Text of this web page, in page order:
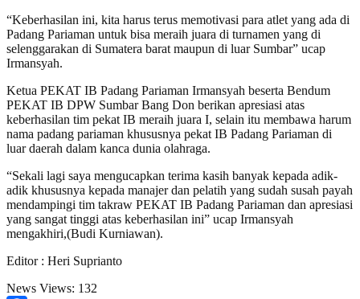
“Keberhasilan ini, kita harus terus memotivasi para atlet yang ada di
Padang Pariaman untuk bisa meraih juara di turnamen yang di
selenggarakan di Sumatera barat maupun di luar Sumbar” ucap
Irmansyah.
Ketua PEKAT IB Padang Pariaman Irmansyah beserta Bendum
PEKAT IB DPW Sumbar Bang Don berikan apresiasi atas
keberhasilan tim pekat IB meraih juara I, selain itu membawa harum
nama padang pariaman khususnya pekat IB Padang Pariaman di
luar daerah dalam kanca dunia olahraga.
“Sekali lagi saya mengucapkan terima kasih banyak kepada adik-
adik khususnya kepada manajer dan pelatih yang sudah susah payah
mendampingi tim takraw PEKAT IB Padang Pariaman dan apresiasi
yang sangat tinggi atas keberhasilan ini” ucap Irmansyah
mengakhiri,(Budi Kurniawan).
Editor : Heri Suprianto
News Views: 132